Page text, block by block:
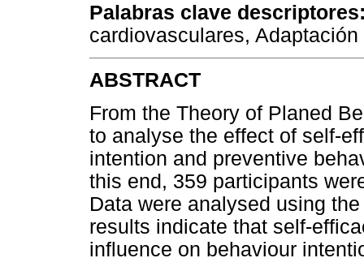
Palabras clave
cardiovasculares,
ABSTRACT
From the Theory of Planed
to analyse the effect of self-
intention and preventive
this end, 359 participants
Data were analysed using
results indicate that self-
influence on behaviour